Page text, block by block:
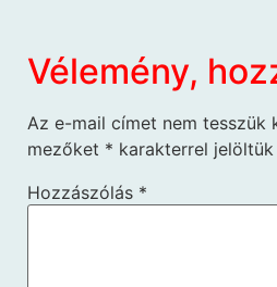
Vélemény,
Az e-mail címet nem tesszük
mezőket * karakterrel jelöltük
Hozzászólás *